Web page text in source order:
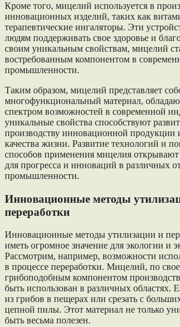
Кроме того, мицелий используется в
инновационных изделий, таких как
терапевтические ингаляторы. Эти
людям поддерживать свое здоровье и
своим уникальным свойствам, мицелий
востребованным компонентом в
промышленности.
Таким образом, мицелий представляет
многофункциональный материал,
спектром возможностей в современной
уникальные свойства способствуют
производству инновационной
качества жизни. Развитие технологий и
способов применения мицелия
для прогресса и инноваций в различных
промышленности.
Инновационные методы
переработки
Инновационные методы утилизации и
иметь огромное значение для экологии и
Рассмотрим, например, возможности
в процессе переработки. Мицелий, по
грибоподобным компонентом
быть использован в различных областях.
из грибов в пещерах или срезать с
цепной пилы. Этот материал не только
быть весьма полезен.